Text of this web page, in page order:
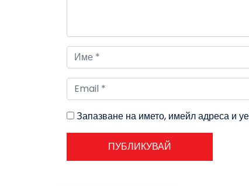
Запазване на името, имейл адреса и